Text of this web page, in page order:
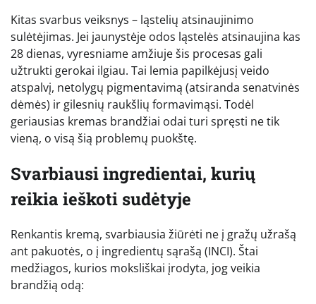
Kitas svarbus veiksnys – ląstelių atsinaujinimo
sulėtėjimas. Jei jaunystėje odos ląstelės atsinaujina kas
28 dienas, vyresniame amžiuje šis procesas gali
užtrukti gerokai ilgiau. Tai lemia papilkėjusį veido
atspalvį, netolygų pigmentavimą (atsiranda senatvinės
dėmės) ir gilesnių raukšlių formavimąsi. Todėl
geriausias kremas brandžiai odai turi spręsti ne tik
vieną, o visą šią problemų puokštę.
Svarbiausi ingredientai, kurių
reikia ieškoti sudėtyje
Renkantis kremą, svarbiausia žiūrėti ne į gražų užrašą
ant pakuotės, o į ingredientų sąrašą (INCI). Štai
medžiagos, kurios moksliškai įrodyta, jog veikia
brandžią odą: